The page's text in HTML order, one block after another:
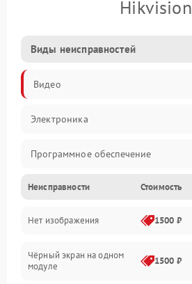
Hikvision
Виды неисправностей
Видео
Электроника
Программное обеспечение
Калибровка
Электропитание
Аппаратная
Неисправности Стоимость
Нет изображения 1500 ₽
Чёрный экран на одном
модуле
1500 ₽